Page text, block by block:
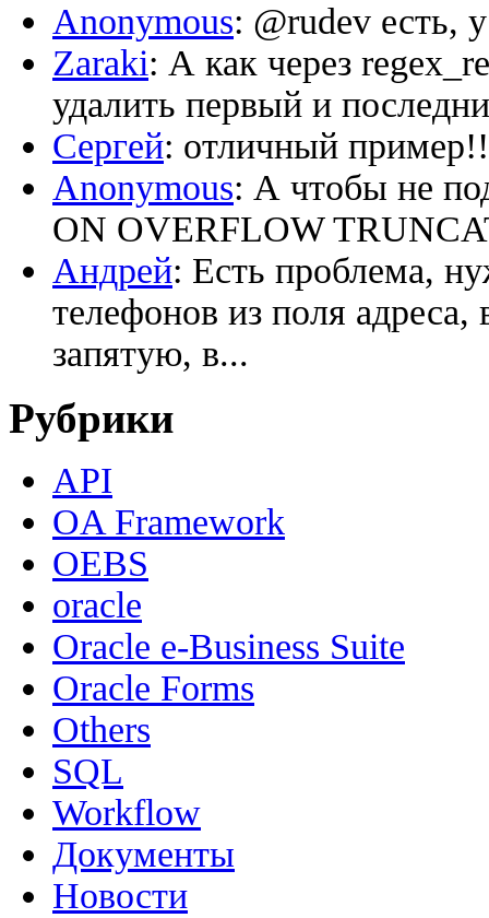
Anonymous: @rudev есть,
Zaraki: А как через
удалить первый и
Сергей: отличный
Anonymous: А чтобы не
ON OVERFLOW
Андрей: Есть проблема,
телефонов из поля адреса,
запятую, в...
Рубрики
API
OA Framework
OEBS
oracle
Oracle e-Business Suite
Oracle Forms
Others
SQL
Workflow
Документы
Новости